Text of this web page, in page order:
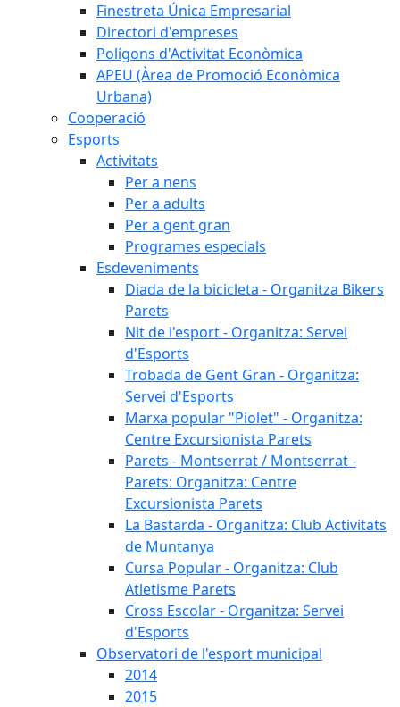
Finestreta Única Empresarial
Directori d'empreses
Polígons d'Activitat Econòmica
APEU (Àrea de Promoció Econòmica
Urbana)
Cooperació
Esports
Activitats
Per a nens
Per a adults
Per a gent gran
Programes especials
Esdeveniments
Diada de la bicicleta - Organitza Bikers
Parets
Nit de l'esport - Organitza: Servei
d'Esports
Trobada de Gent Gran - Organitza:
Servei d'Esports
Marxa popular "Piolet" - Organitza:
Centre Excursionista Parets
Parets - Montserrat / Montserrat -
Parets: Organitza: Centre
Excursionista Parets
La Bastarda - Organitza: Club Activitats
de Muntanya
Cursa Popular - Organitza: Club
Atletisme Parets
Cross Escolar - Organitza: Servei
d'Esports
Observatori de l'esport municipal
2014
2015